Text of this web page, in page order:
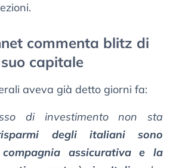
commenta blitz di
capitale
aveva già detto giorni fa:
di investimento non sta
degli italiani sono
assicurativa e la